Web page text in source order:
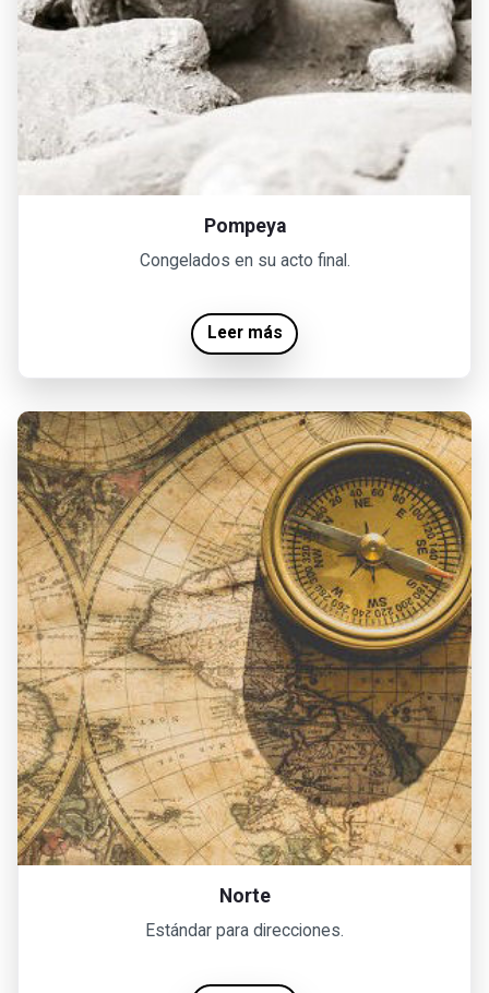
Pompeya
Congelados en su acto final.
Leer más
Norte
Estándar para direcciones.